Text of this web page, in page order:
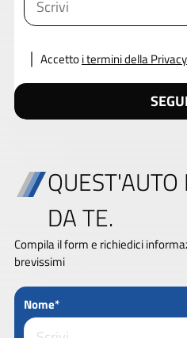
Accettoi termini della Privacy
SEGUI
DA TE.
Compila il form e richiedici
brevissimi
Nome*